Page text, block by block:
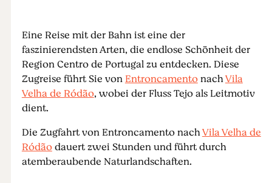
Eine Reise mit der Bahn ist eine der
faszinierendsten Arten, die endlose Schönheit der
Region Centro de Portugal zu entdecken. Diese
Zugreise führt Sie vonEntroncamentonachVila
Velha de Ródão, wobei der Fluss Tejo als Leitmotiv
dient.
Die Zugfahrt von Entroncamento nachVila Velha de
Ródãodauert zwei Stunden und führt durch
atemberaubende Naturlandschaften.